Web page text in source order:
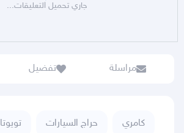
جاري تحميل التعليقات...
مراسلة تفضيل
كامري حراج السيارات تويوتا